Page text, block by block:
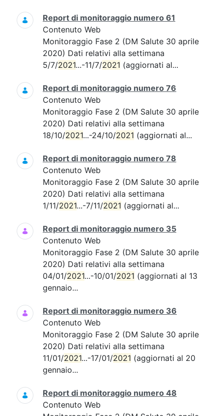
Report di monitoraggio numero 61
Contenuto Web
Monitoraggio Fase 2 (DM Salute 30 aprile
2020) Dati relativi alla settimana
5/7/2021...-11/7/2021 (aggiornati al...
Report di monitoraggio numero 76
Contenuto Web
Monitoraggio Fase 2 (DM Salute 30 aprile
2020) Dati relativi alla settimana
18/10/2021...-24/10/2021 (aggiornati al...
Report di monitoraggio numero 78
Contenuto Web
Monitoraggio Fase 2 (DM Salute 30 aprile
2020) Dati relativi alla settimana
1/11/2021...-7/11/2021 (aggiornati al...
Report di monitoraggio numero 35
Contenuto Web
Monitoraggio Fase 2 (DM Salute 30 aprile
2020) Dati relativi alla settimana
04/01/2021...-10/01/2021 (aggiornati al 13
gennaio...
Report di monitoraggio numero 36
Contenuto Web
Monitoraggio Fase 2 (DM Salute 30 aprile
2020) Dati relativi alla settimana
11/01/2021...-17/01/2021 (aggiornati al 20
gennaio...
Report di monitoraggio numero 48
Contenuto Web